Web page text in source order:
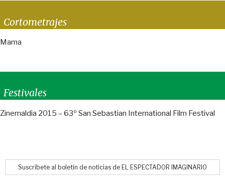
Cortometrajes
Mama
Festivales
Zinemaldia 2015 – 63º San Sebastian International Film Festival
Suscríbete al boletín de noticias de EL ESPECTADOR IMAGINARIO